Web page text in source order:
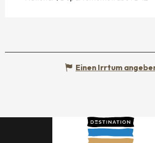
Einen Irrtum